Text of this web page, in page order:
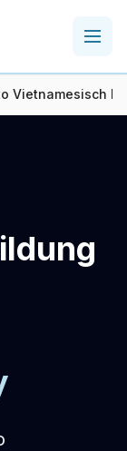
Vietnamesisch